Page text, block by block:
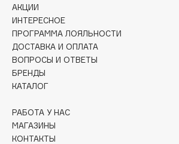
Collagenina
Consly
Corimo
CosRX
Cottolina
Crescina
Curaprox
АКЦИИ
ИНТЕРЕСНОЕ
ПРОГРАММА ЛОЯЛЬНОСТИ
ДОСТАВКА И ОПЛАТА
ВОПРОСЫ И ОТВЕТЫ
БРЕНДЫ
КАТАЛОГ
РАБОТА У НАС
МАГАЗИНЫ
КОНТАКТЫ